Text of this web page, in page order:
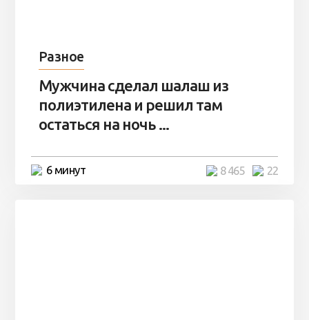
Разное
Мужчина сделал шалаш из
полиэтилена и решил там
остаться на ночь ...
6 минут 22
8 465